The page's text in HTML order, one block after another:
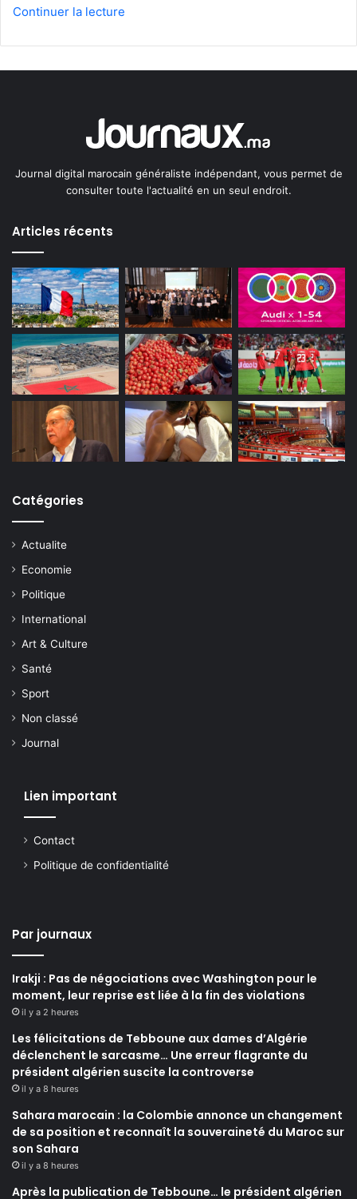
Continuer la lecture
Journal digital marocain généraliste indépendant, vous permet de
consulter toute l'actualité en un seul endroit.
Articles récents
Catégories
Actualite
Economie
Politique
International
Art & Culture
Santé
Sport
Non classé
Journal
Lien important
Contact
Politique de confidentialité
Par journaux
Irakji : Pas de négociations avec Washington pour le
moment, leur reprise est liée à la fin des violations
il y a 2 heures
Les félicitations de Tebboune aux dames d’Algérie
déclenchent le sarcasme… Une erreur flagrante du
président algérien suscite la controverse
il y a 8 heures
Sahara marocain : la Colombie annonce un changement
de sa position et reconnaît la souveraineté du Maroc sur
son Sahara
il y a 8 heures
Après la publication de Tebboune… le président algérien